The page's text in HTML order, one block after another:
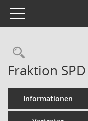
Toggle navigation
Fraktion
Informationen